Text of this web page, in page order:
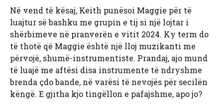
Në vend të kësaj, Keith punësoi Maggie për të
luajtur së bashku me grupin e tij si një lojtar i
shërbimeve në pranverën e vitit 2024. Ky term do
të thotë që Maggie është një lloj muzikanti me
përvojë, shumë-instrumentiste. Prandaj, ajo mund
të luajë me aftësi disa instrumente të ndryshme
brenda çdo bande, në varësi të nevojës për secilën
këngë. E gjitha kjo tingëllon e pafajshme, apo jo?